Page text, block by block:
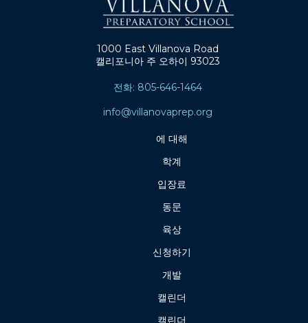
1000 East Villanova Road
캘리포니아 주 오하이 93023
전화: 805-646-1464
info@villanovaprep.org
에 대해
학계
입장료
동문
육상
신청하기
개발
캘린더
캘린더